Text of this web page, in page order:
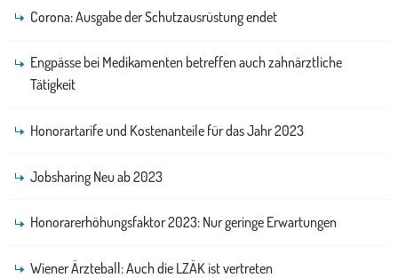
Corona: Ausgabe der Schutzausrüstung endet
Engpässe bei Medikamenten betreffen auch zahnärztliche
Tätigkeit
Honorartarife und Kostenanteile für das Jahr 2023
Jobsharing Neu ab 2023
Honorarerhöhungsfaktor 2023: Nur geringe Erwartungen
Wiener Ärzteball: Auch die LZÄK ist vertreten